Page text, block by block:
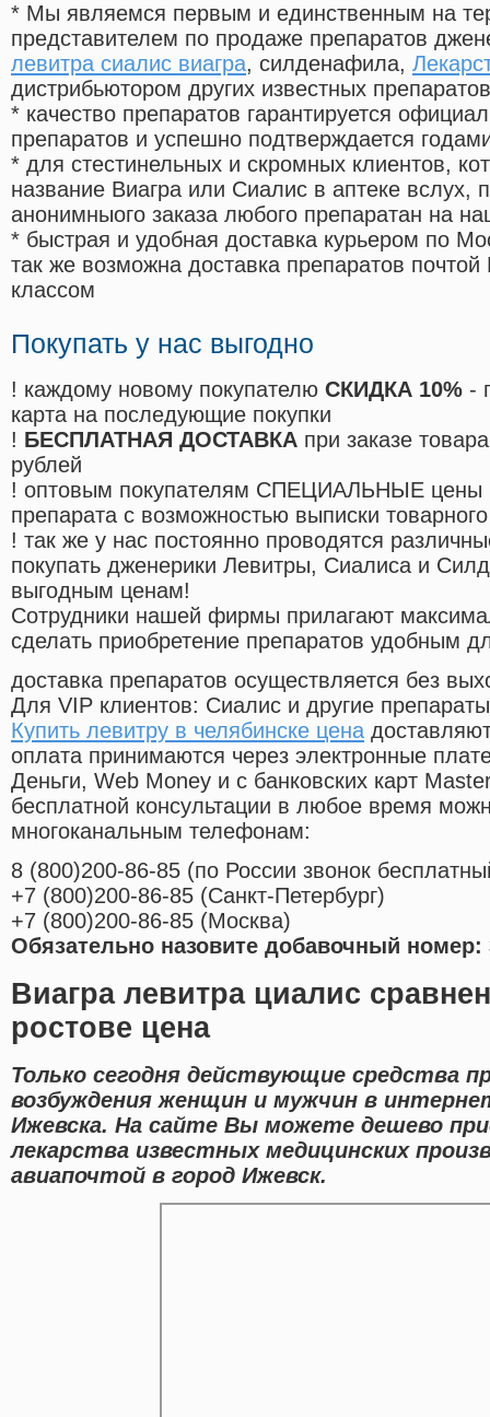
* Мы являемся первым и единственным на
представителем по продаже препаратов
левитра сиалис виагра, силденафила,
дистрибьютором других известных препаратов
* качество препаратов гарантируется
препаратов и успешно подтверждается
* для стестинельных и скромных клиентов,
название Виагра или Сиалис в аптеке вслух,
анонимныого заказа любого препаратан на
* быстрая и удобная доставка курьером по
так же возможна доставка препаратов
классом
Покупать у нас выгодно
! каждому новому покупателю СКИДКА 10% -
карта на последующие покупки
! БЕСПЛАТНАЯ ДОСТАВКА при заказе
рублей
! оптовым покупателям СПЕЦИАЛЬНЫЕ цены
препарата с возможностью выписки
! так же у нас постоянно проводятся
покупать дженерики Левитры, Сиалиса и
выгодным ценам!
Cотрудники нашей фирмы прилагают
сделать приобретение препаратов удобным
доставка препаратов осуществляется без
Для VIP клиентов: Сиалис и другие
Купить левитру в челябинске цена
оплата принимаются через электронные
Деньги, Web Money и с банковских карт
бесплатной консультации в любое время
многоканальным телефонам:
8 (800)200-86-85 (по России звонок
+7 (800)200-86-85 (Санкт-Петербург)
+7 (800)200-86-85 (Москва)
Обязательно назовите добавочный номер:
Виагра левитра циалис
ростове цена
Только сегодня действующие средства
возбуждения женщин и мужчин в
Ижевска. На сайте Вы можете дешево
лекарства известных медицинских
авиапочтой в город Ижевск.